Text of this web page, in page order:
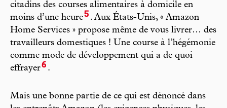
citadins des courses alimentaires à domicile en
moins d’une heure5 . Aux États-Unis, « Amazon
Home Services » propose même de vous livrer… des
travailleurs domestiques ! Une course à l’hégémonie
comme mode de développement qui a de quoi
effrayer6 .
Mais une bonne partie de ce qui est dénoncé dans